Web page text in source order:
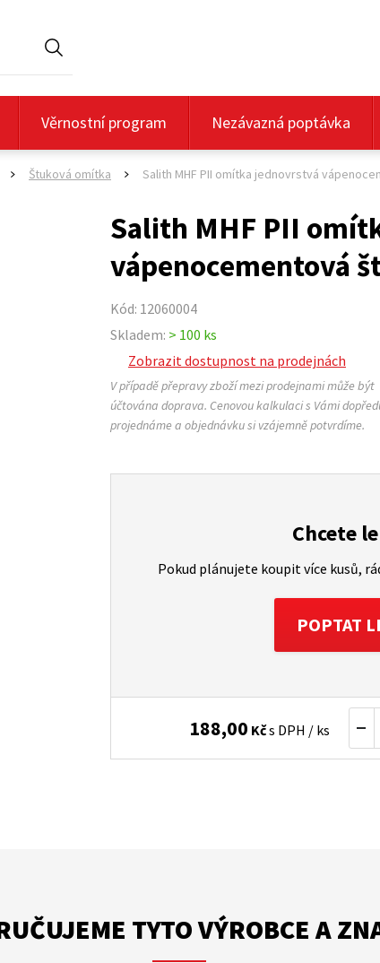
Věrnostní program Nezávazná poptávka
Štuková omítka Salith MHF PII omítka jednovrstvá
Salith MHF PII
vápenocementová
Kód: 12060004
Skladem: > 100 ks
Zobrazit dostupnost na prodejnách
V případě přepravy zboží mezi prodejnami může být
účtována doprava. Cenovou kalkulaci s Vámi
projednáme a objednávku si vzájemně potvrdíme.
Chcete
Pokud plánujete koupit více kusů,
POPTAT
188,00 Kčs DPH / ks
TYTO VÝROBCE A